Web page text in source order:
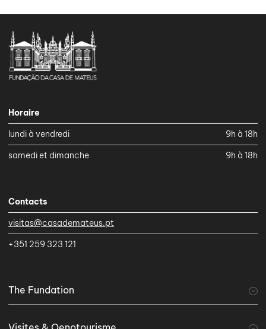
Horaire
lundi à vendredi
9h à 18h
samedi et dimanche
9h à 18h
Contacts
visitas@casademateus.pt
+351 259 323 121
The Fundation